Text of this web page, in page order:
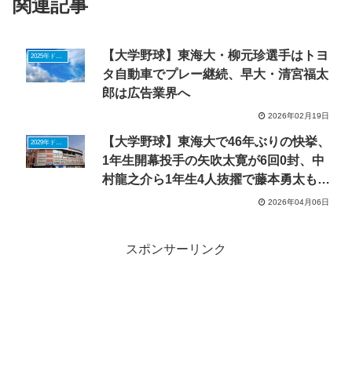
関連記事
2025年ドラフトニュース
【大学野球】東海大・柳元珍選手はトヨ
タ自動車でプレー継続、早大・清宮福太
郎は広告業界へ
2026年02月19日
2029年ドラフトニュース
【大学野球】東海大で46年ぶりの快挙、
1年生開幕投手の矢吹太寛が6回0封、中
村龍之介ら1年生4人抜擢で藤本勇太も初
2026年04月06日
スポンサーリンク